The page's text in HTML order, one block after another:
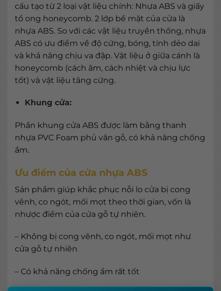
cấu tạo từ 2 loại vật liệu chính: Nhựa ABS và giấy
tổ ong honeycomb. 2 lớp bề mặt của cửa là
nhựa ABS. So với các vật liệu truyền thống, nhựa
ABS có ưu điểm về độ cứng, bóng, tính dẻo dai
và khả năng chịu va đập. Vật liệu ở giữa cánh là
honeycomb (cách âm, cách nhiệt và chịu lực
tốt) và vật liệu tăng cứng.
Khung cửa:
Phần khung cửa ABS được làm bằng thanh
nhựa PVC Foam phủ vân gỗ, có khả năng chống
ẩm.
Ưu điểm của cửa nhựa ABS
Sản phẩm giúp khắc phục nỗi lo cửa bị cong
vênh, co ngót, mối mọt theo thời gian, vốn là
nhược điểm của cửa gỗ tự nhiên.
– Không bị cong vênh, co ngót, mối mọt như
cửa gỗ tự nhiên
– Có khả năng chống ẩm rất tốt